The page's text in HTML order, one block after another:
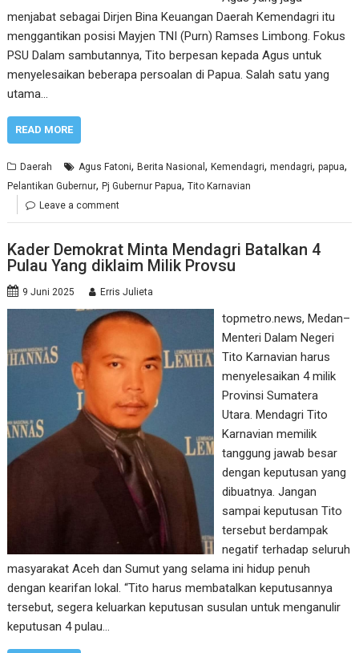
menjabat sebagai Dirjen Bina Keuangan Daerah Kemendagri itu
menggantikan posisi Mayjen TNI (Purn) Ramses Limbong. Fokus
PSU Dalam sambutannya, Tito berpesan kepada Agus untuk
menyelesaikan beberapa persoalan di Papua. Salah satu yang
utama…
READ MORE
Daerah Agus Fatoni,Berita Nasional,Kemendagri,mendagri,papua,
Pelantikan Gubernur,Pj Gubernur Papua,Tito Karnavian
Leave a comment
Kader Demokrat Minta Mendagri Batalkan 4
Pulau Yang diklaim Milik Provsu
9 Juni 2025 Erris Julieta
topmetro.news, Medan–
Menteri Dalam Negeri
Tito Karnavian harus
menyelesaikan 4 milik
Provinsi Sumatera
Utara. Mendagri Tito
Karnavian memilik
tanggung jawab besar
dengan keputusan yang
dibuatnya. Jangan
sampai keputusan Tito
tersebut berdampak
negatif terhadap seluruh
masyarakat Aceh dan Sumut yang selama ini hidup penuh
dengan kearifan lokal. “Tito harus membatalkan keputusannya
tersebut, segera keluarkan keputusan susulan untuk menganulir
keputusan 4 pulau…